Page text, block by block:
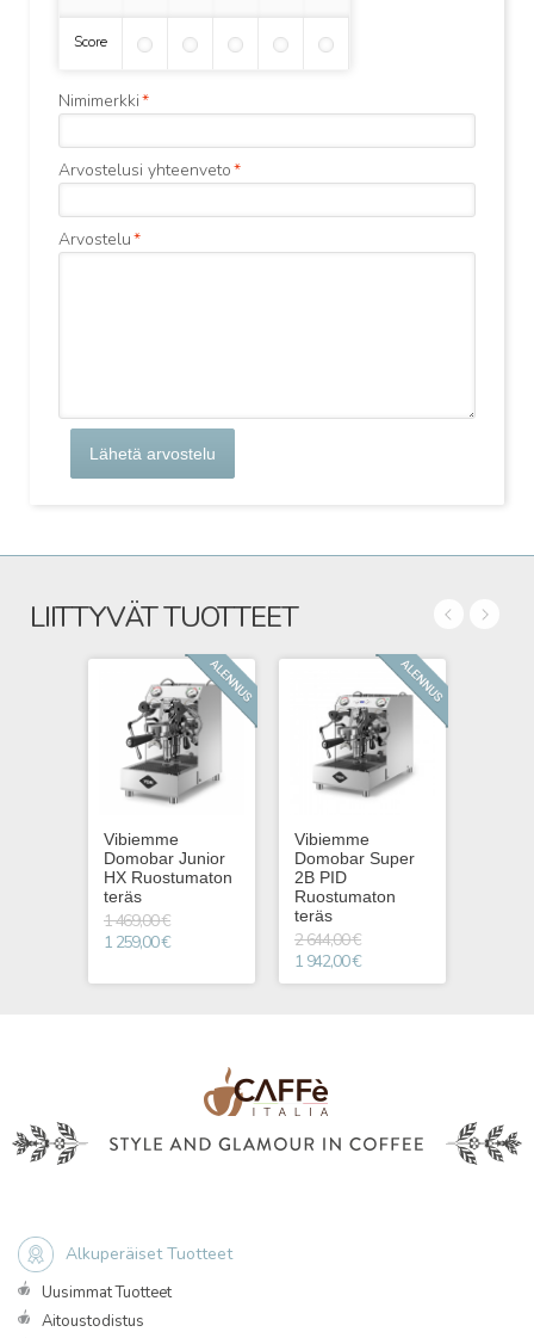
Score
*
Nimimerkki
*
Arvostelusi yhteenveto
*
Arvostelu
Lähetä arvostelu
LIITTYVÄT TUOTTEET
Vibiemme
Domobar Junior
HX Ruostumaton
teräs
1 469,00 €
1 259,00 €
Vibiemme
Domobar Super
2B PID
Ruostumaton
teräs
2 644,00 €
1 942,00 €
Alkuperäiset Tuotteet
Uusimmat Tuotteet
Aitoustodistus